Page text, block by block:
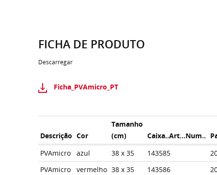
FICHA DE PRODUTO
Descarregar
Ficha_PVAmicro_PT
Descrição Cor
Tamanho
(cm)
Caixa..Art...Num..
PVAmicro
azul 38 x 35 143585
PVAmicro
vermelho 38 x 35 143586